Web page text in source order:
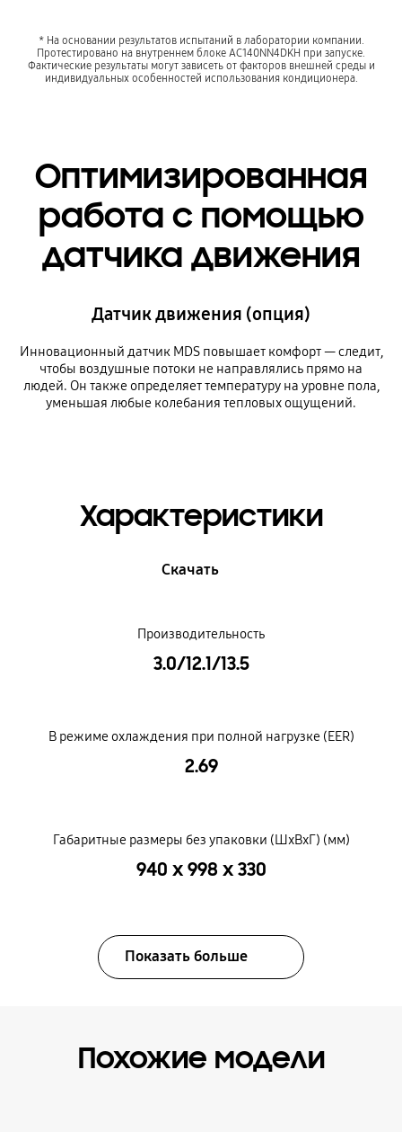
* На основании результатов испытаний в лаборатории компании.
Протестировано на внутреннем блоке AC140NN4DKH при запуске.
Фактические результаты могут зависеть от факторов внешней среды и
индивидуальных особенностей использования кондиционера.
Оптимизированная
работа с помощью
датчика движения
Датчик движения (опция)
Инновационный датчик MDS повышает комфорт — следит,
чтобы воздушные потоки не направлялись прямо на
людей. Он также определяет температуру на уровне пола,
уменьшая любые колебания тепловых ощущений.
Характеристики
Скачать
Производительность
3.0/12.1/13.5
В режиме охлаждения при полной нагрузке (EER)
2.69
Габаритные размеры без упаковки (ШxВxГ) (мм)
940 x 998 x 330
Показать больше
Похожие модели